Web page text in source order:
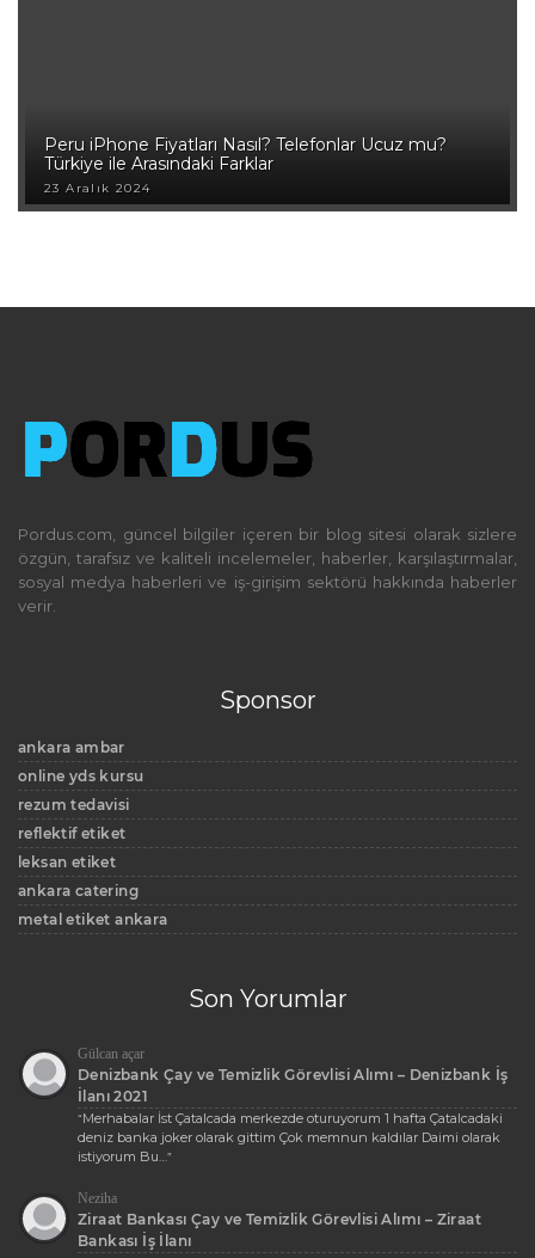
Peru iPhone Fiyatları Nasıl? Telefonlar Ucuz mu?
Türkiye ile Arasındaki Farklar
23 Aralık 2024
Pordus.com, güncel bilgiler içeren bir blog sitesi olarak sizlere
özgün, tarafsız ve kaliteli incelemeler, haberler, karşılaştırmalar,
sosyal medya haberleri ve iş-girişim sektörü hakkında haberler
verir.
Sponsor
ankara ambar
online yds kursu
rezum tedavisi
reflektif etiket
leksan etiket
ankara catering
metal etiket ankara
Son Yorumlar
Gülcan açar
Denizbank Çay ve Temizlik Görevlisi Alımı – Denizbank İş
İlanı 2021
“Merhabalar İst Çatalcada merkezde oturuyorum 1 hafta Çatalcadaki
deniz banka joker olarak gittim Çok memnun kaldılar Daimi olarak
istiyorum Bu…”
Neziha
Ziraat Bankası Çay ve Temizlik Görevlisi Alımı – Ziraat
Bankası İş İlanı